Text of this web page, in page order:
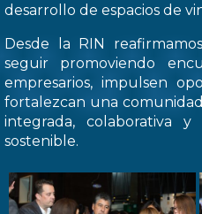
desarrollo de espacios de
Desde la RIN
seguir promoviendo
empresarios, impulsen
fortalezcan una
integrada, colaborativa
sostenible.